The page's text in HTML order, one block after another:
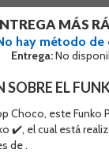
MÁS
hay método de
Entrega:No
EL
Choco, este Funko
✔️, el cual está
de .